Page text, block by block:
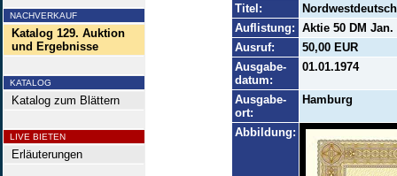
NACHVERKAUF
Katalog 129. Auktion
und Ergebnisse
KATALOG
Katalog zum Blättern
LIVE BIETEN
Erläuterungen
Titel:
Auflistung: Aktie 50 DM
Ausruf:
50,00 EUR
Ausgabe-
datum:
01.01.1974
Ausgabe-
ort:
Hamburg
Abbildung: